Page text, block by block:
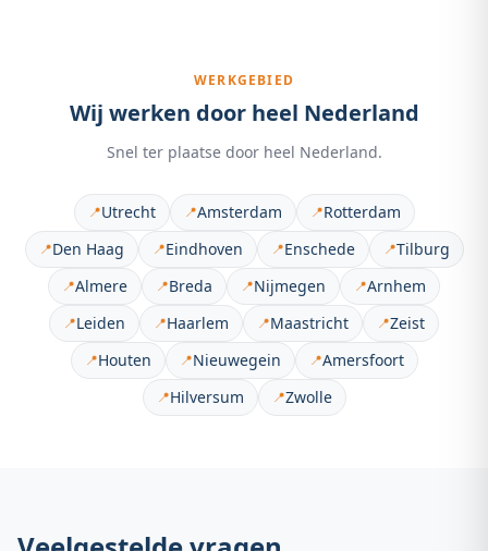
WERKGEBIED
Wij werken door heel Nederland
Snel ter plaatse door heel Nederland.
📍Utrecht 📍Amsterdam 📍Rotterdam
📍Den Haag 📍Eindhoven 📍Enschede 📍Tilburg
📍Almere 📍Breda 📍Nijmegen 📍Arnhem
📍Leiden 📍Haarlem 📍Maastricht 📍Zeist
📍Houten 📍Nieuwegein 📍Amersfoort
📍Hilversum 📍Zwolle